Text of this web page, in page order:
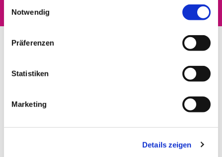
Notwendig
Präferenzen
Statistiken
Marketing
Details zeigen